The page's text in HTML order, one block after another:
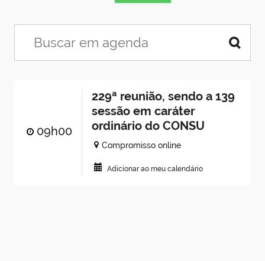
09h00
229ª reunião, sendo a 139
sessão em caráter
ordinário do CONSU
Compromisso online
Adicionar ao meu calendário